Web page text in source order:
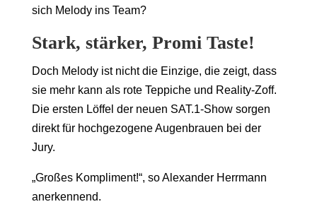
sich Melody ins Team?
Stark, stärker, Promi Taste!
Doch Melody ist nicht die Einzige, die zeigt, dass
sie mehr kann als rote Teppiche und Reality-Zoff.
Die ersten Löffel der neuen SAT.1-Show sorgen
direkt für hochgezogene Augenbrauen bei der
Jury.
„Großes Kompliment!“, so Alexander Herrmann
anerkennend.